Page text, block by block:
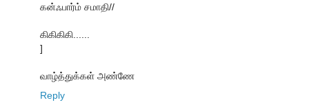
கன்ஃபார்ம் சமாதி//
கிகிகிகி......
]
வாழ்த்துக்கள் அண்ணே
Reply